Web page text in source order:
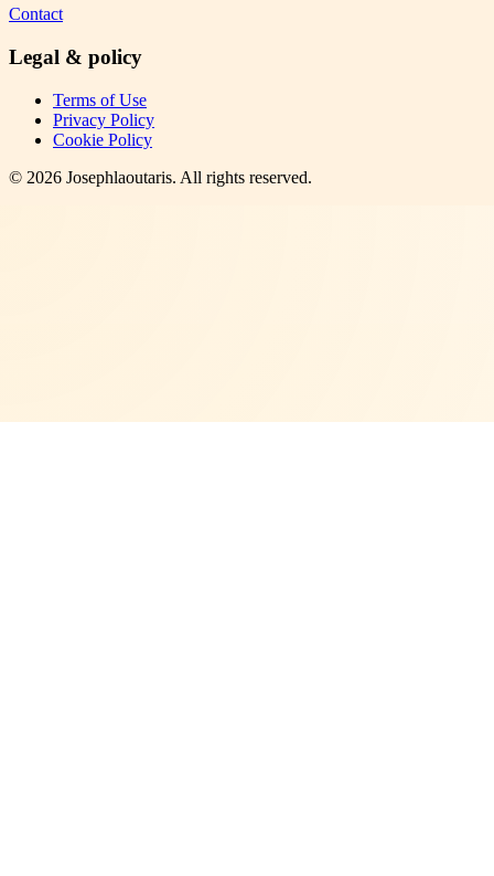
Contact
Legal & policy
Terms of Use
Privacy Policy
Cookie Policy
© 2026 Josephlaoutaris. All rights reserved.